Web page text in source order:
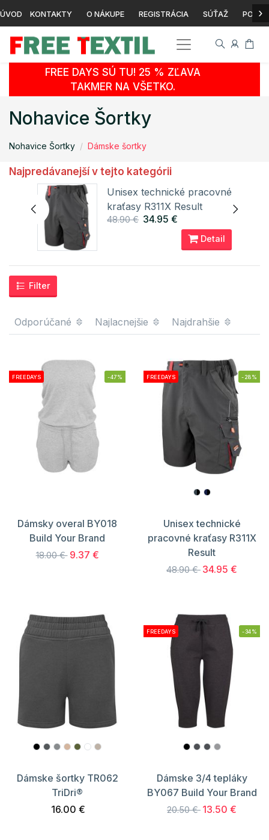
ÚVOD KONTAKTY O NÁKUPE REGISTRÁCIA SÚŤAŽ ›
FREE DAYS SÚ TU! 25 % ZĽAVA
TAKMER NA VŠETKO.
Nohavice Šortky
Nohavice Šortky Dámske šortky
Najpredávanejší v tejto kategórii
Unisex technické pracovné
kraťasy R311X Result
48.90 € 34.95 €
Detail
Filter
Odporúčané Najlacnejšie Najdrahšie
FREEDAYS -47%
Dámsky overal BY018
Build Your Brand
18.00 € 9.37 €
FREEDAYS -28%
Unisex technické
pracovné kraťasy R311X
Result
48.90 € 34.95 €
Dámske šortky TR062
TriDri®
16.00 €
FREEDAYS -34%
Dámske 3/4 tepláky
BY067 Build Your Brand
20.50 € 13.50 €